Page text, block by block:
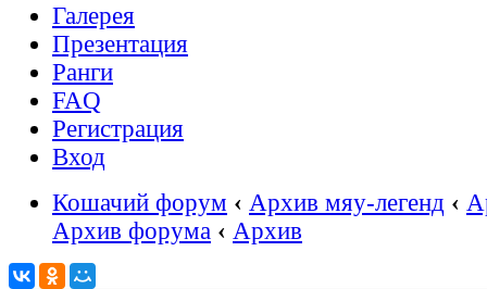
Галерея
Презентация
Ранги
FAQ
Регистрация
Вход
Кошачий форум ‹ Архив мяу-легенд ‹
Архив форума ‹ Архив